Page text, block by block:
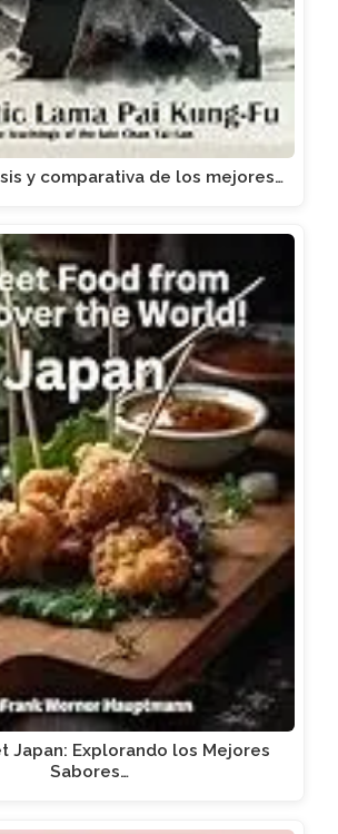
y comparativa de los mejores…
Japan: Explorando los Mejores
Sabores…